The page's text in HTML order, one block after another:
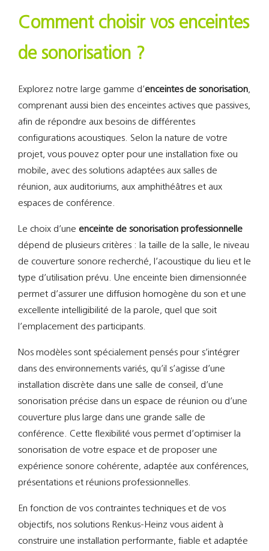
Comment choisir vos enceintes
de sonorisation ?
Explorez notre large gamme d’enceintes de sonorisation,
comprenant aussi bien des enceintes actives que passives,
afin de répondre aux besoins de différentes
configurations acoustiques. Selon la nature de votre
projet, vous pouvez opter pour une installation fixe ou
mobile, avec des solutions adaptées aux salles de
réunion, aux auditoriums, aux amphithéâtres et aux
espaces de conférence.
Le choix d’une enceinte de sonorisation professionnelle
dépend de plusieurs critères : la taille de la salle, le niveau
de couverture sonore recherché, l’acoustique du lieu et le
type d’utilisation prévu. Une enceinte bien dimensionnée
permet d’assurer une diffusion homogène du son et une
excellente intelligibilité de la parole, quel que soit
l’emplacement des participants.
Nos modèles sont spécialement pensés pour s’intégrer
dans des environnements variés, qu’il s’agisse d’une
installation discrète dans une salle de conseil, d’une
sonorisation précise dans un espace de réunion ou d’une
couverture plus large dans une grande salle de
conférence. Cette flexibilité vous permet d’optimiser la
sonorisation de votre espace et de proposer une
expérience sonore cohérente, adaptée aux conférences,
présentations et réunions professionnelles.
En fonction de vos contraintes techniques et de vos
objectifs, nos solutions Renkus-Heinz vous aident à
construire une installation performante, fiable et adaptée